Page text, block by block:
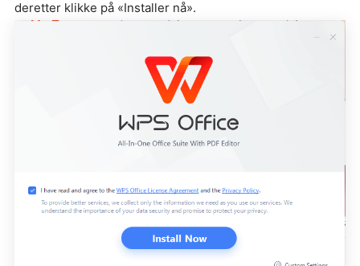
deretter klikke på «Installer nå».